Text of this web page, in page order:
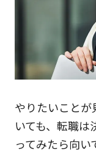
やりたいこと
いても、転職は
ってみたら向